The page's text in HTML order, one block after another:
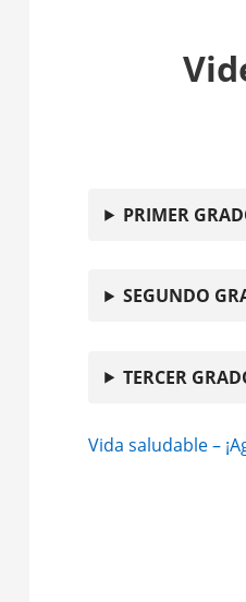
PRIMER
SEGUNDO
TERCER
Vida saludable –